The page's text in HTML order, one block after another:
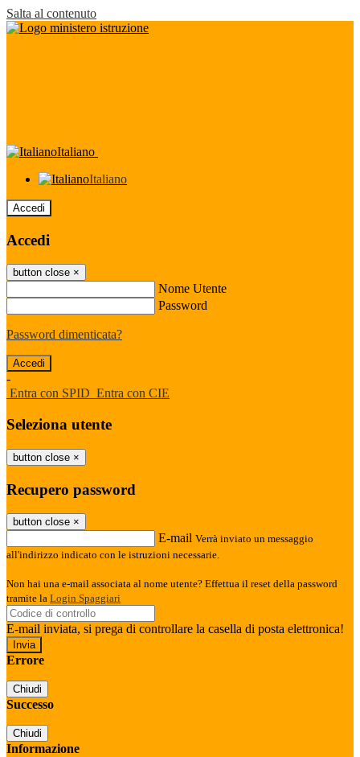
Salta al contenuto
Italiano
Italiano
Accedi
Accedi
button close ×
Nome Utente
Password
Password dimenticata?
-
Entra con SPID Entra con CIE
Seleziona utente
button close ×
Recupero password
button close ×
E-mail Verrà inviato un messaggio
all'indirizzo indicato con le istruzioni necessarie.
Non hai una e-mail associata al nome utente? Effettua il reset della password
tramite la Login Spaggiari
E-mail inviata, si prega di controllare la casella di posta elettronica!
Errore
Chiudi
Successo
Chiudi
Informazione